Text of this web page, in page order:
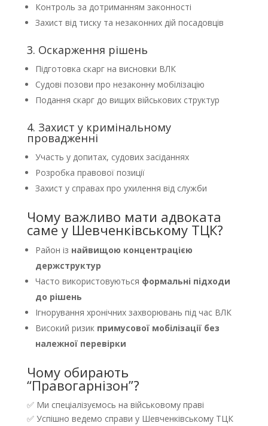
Контроль за дотриманням законності
Захист від тиску та незаконних дій посадовців
3. Оскарження рішень
Підготовка скарг на висновки ВЛК
Судові позови про незаконну мобілізацію
Подання скарг до вищих військових структур
4. Захист у кримінальному
провадженні
Участь у допитах, судових засіданнях
Розробка правової позиції
Захист у справах про ухилення від служби
Чому важливо мати адвоката
саме у Шевченківському ТЦК?
Район із найвищою концентрацією
держструктур
Часто використовуються формальні підходи
до рішень
Ігнорування хронічних захворювань під час ВЛК
Високий ризик примусової мобілізації без
належної перевірки
Чому обирають
“Правогарнізон”?
✅ Ми спеціалізуємось на військовому праві
✅ Успішно ведемо справи у Шевченківському ТЦК